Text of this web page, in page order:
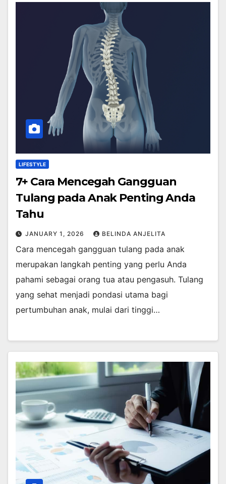
LIFESTYLE
7+ Cara Mencegah Gangguan
Tulang pada Anak Penting Anda
Tahu
JANUARY 1, 2026 BELINDA ANJELITA
Cara mencegah gangguan tulang pada anak
merupakan langkah penting yang perlu Anda
pahami sebagai orang tua atau pengasuh. Tulang
yang sehat menjadi pondasi utama bagi
pertumbuhan anak, mulai dari tinggi…